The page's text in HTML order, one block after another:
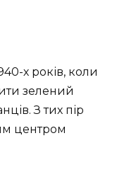
х років, коли
зелений
З тих пір
центром